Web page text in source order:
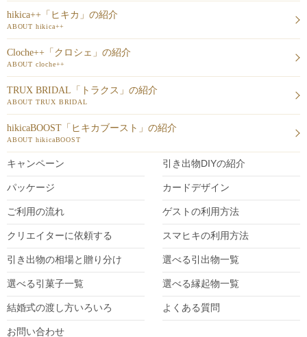
hikica++「ヒキカ」の紹介
ABOUT hikica++
Cloche++「クロシェ」の紹介
ABOUT cloche++
TRUX BRIDAL「トラクス」の紹介
ABOUT TRUX BRIDAL
hikicaBOOST「ヒキカブースト」の紹介
ABOUT hikicaBOOST
キャンペーン 引き出物DIYの紹介
パッケージ カードデザイン
ご利用の流れ ゲストの利用方法
クリエイターに依頼する スマヒキの利用方法
引き出物の相場と贈り分け 選べる引出物一覧
選べる引菓子一覧 選べる縁起物一覧
結婚式の渡し方いろいろ よくある質問
お問い合わせ